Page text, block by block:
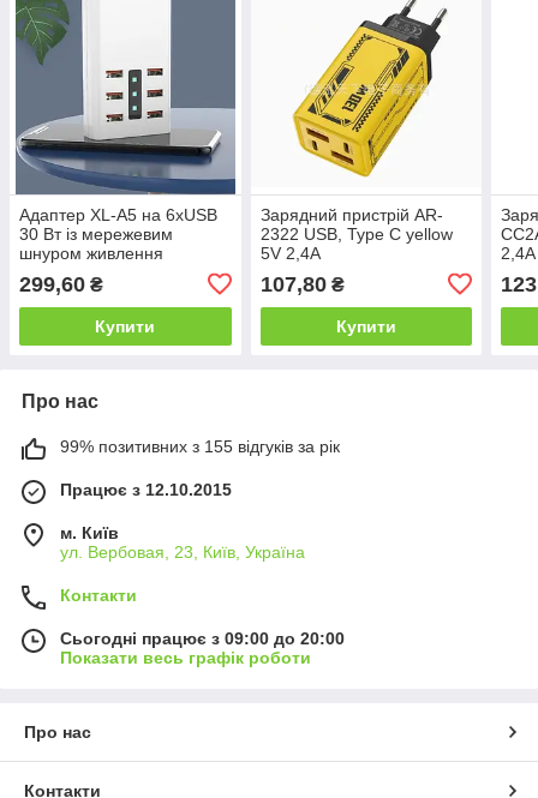
Адаптер XL-A5 на 6xUSB
30 Вт із мережевим
шнуром живлення
299,60 ₴
Купити
Зарядний пристрій AR-
2322 USB, Type C yellow
5V 2,4A
107,80₴
Купити
2,4A
Про нас
99% позитивних з 155 відгуків за рік
Працює з 12.10.2015
м. Київ
ул. Вербовая, 23, Київ, Україна
Контакти
Сьогодні працює з 09:00 до 20:00
Показати весь графік роботи
Про нас
Контакти